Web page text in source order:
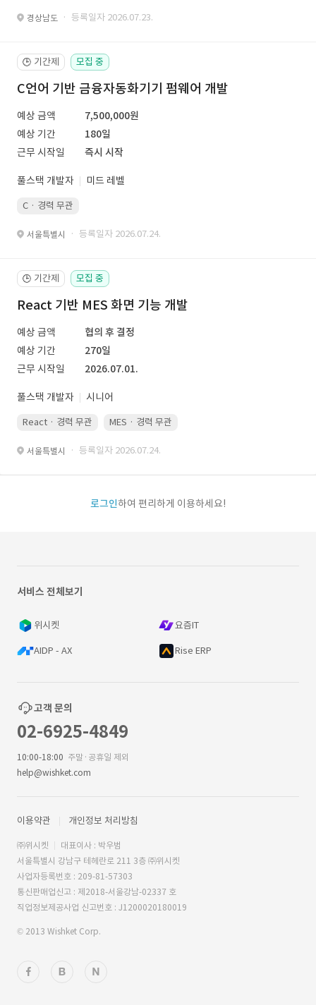
경상남도 · 등록일자 2026.07.23.
🕒 기간제 모집 중
C언어 기반 금융자동화기기 펌웨어 개발
예상 금액
7,500,000원
예상 기간
180일
근무 시작일
즉시 시작
풀스택 개발자 미드 레벨
C · 경력 무관
서울특별시 · 등록일자 2026.07.24.
🕒 기간제 모집 중
React 기반 MES 화면 기능 개발
예상 금액
협의 후 결정
예상 기간
270일
근무 시작일
2026.07.01.
풀스택 개발자 시니어
React · 경력 무관 MES · 경력 무관
서울특별시 · 등록일자 2026.07.24.
로그인하여 편리하게 이용하세요!
서비스 전체보기
위시켓 요즘IT
AIDP - AX Rise ERP
고객 문의
02-6925-4849
10:00-18:00 주말·공휴일 제외
help@wishket.com
이용약관 개인정보 처리방침
㈜위시켓
대표이사 : 박우범
서울특별시 강남구 테헤란로 211 3층 ㈜위시켓
사업자등록번호 : 209-81-57303
통신판매업신고 : 제2018-서울강남-02337 호
직업정보제공사업 신고번호 : J1200020180019
© 2013 Wishket Corp.